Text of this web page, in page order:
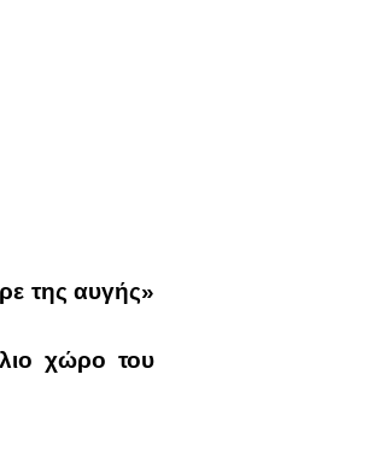
της αυγής»
χώρο του